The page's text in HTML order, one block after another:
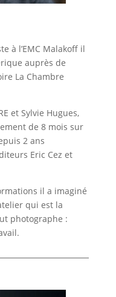
à l’EMC Malakoff il
auprès de
La Chambre
et Sylvie Hugues,
de 8 mois sur
2 ans
Eric Cez et
il a imaginé
qui est la
photographe :